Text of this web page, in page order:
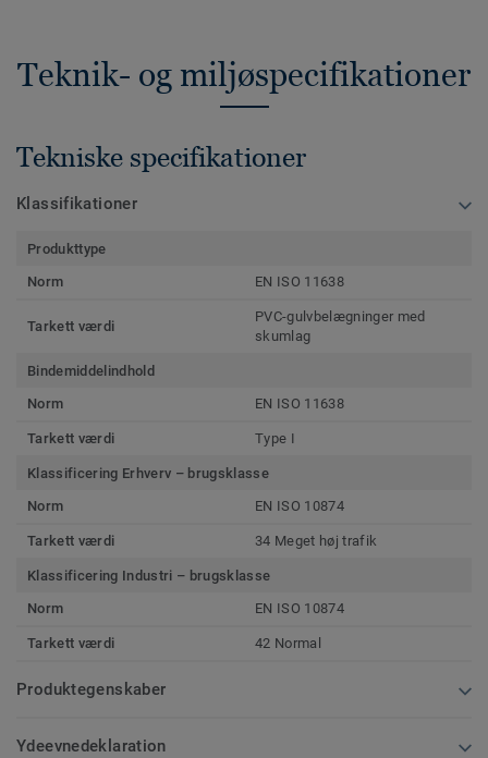
Teknik- og miljøspecifikationer
Tekniske specifikationer
Klassifikationer
Produkttype
Norm
EN ISO 11638
Tarkett værdi
PVC-gulvbelægninger med
skumlag
Bindemiddelindhold
Norm
EN ISO 11638
Tarkett værdi Type I
Klassificering Erhverv – brugsklasse
Norm
EN ISO 10874
Tarkett værdi 34 Meget høj trafik
Klassificering Industri – brugsklasse
Norm
EN ISO 10874
Tarkett værdi 42 Normal
Produktegenskaber
Ydeevnedeklaration